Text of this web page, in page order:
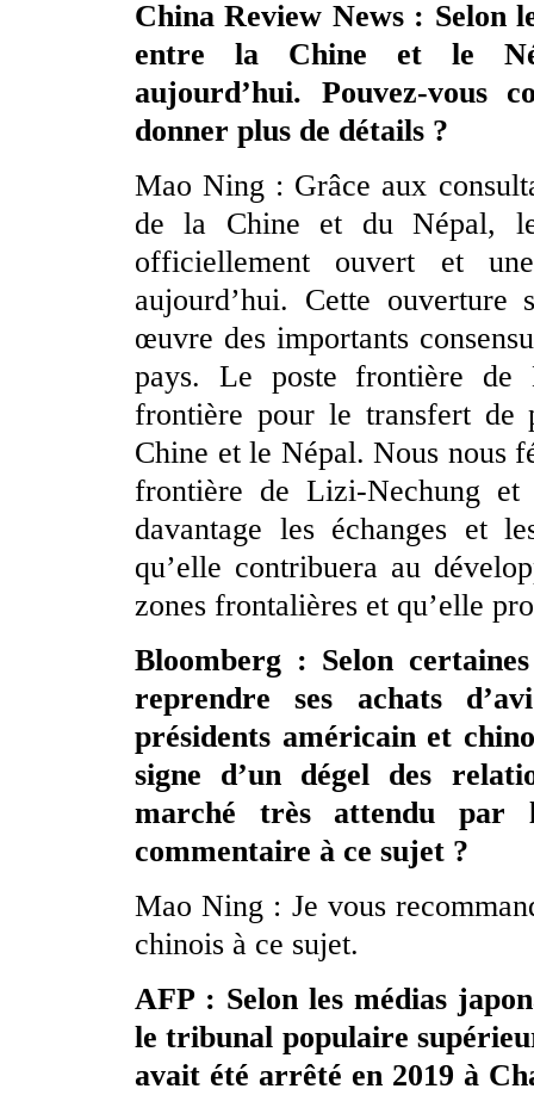
China Review News : Selon
entre la Chine et le
aujourd’hui. Pouvez-vous
donner plus de détails ?
Mao Ning : Grâce aux
de la Chine et du Népal,
officiellement ouvert et
aujourd’hui. Cette
œuvre des importants
pays. Le poste frontière de
frontière pour le transfert de
Chine et le Népal. Nous nous
frontière de Lizi-Nechung et
davantage les échanges et
qu’elle contribuera au
zones frontalières et qu’elle
Bloomberg : Selon
reprendre ses achats
présidents américain et
signe d’un dégel des
marché très attendu par
commentaire à ce sujet ?
Mao Ning : Je vous
chinois à ce sujet.
AFP : Selon les médias
le tribunal populaire
avait été arrêté en 2019 à